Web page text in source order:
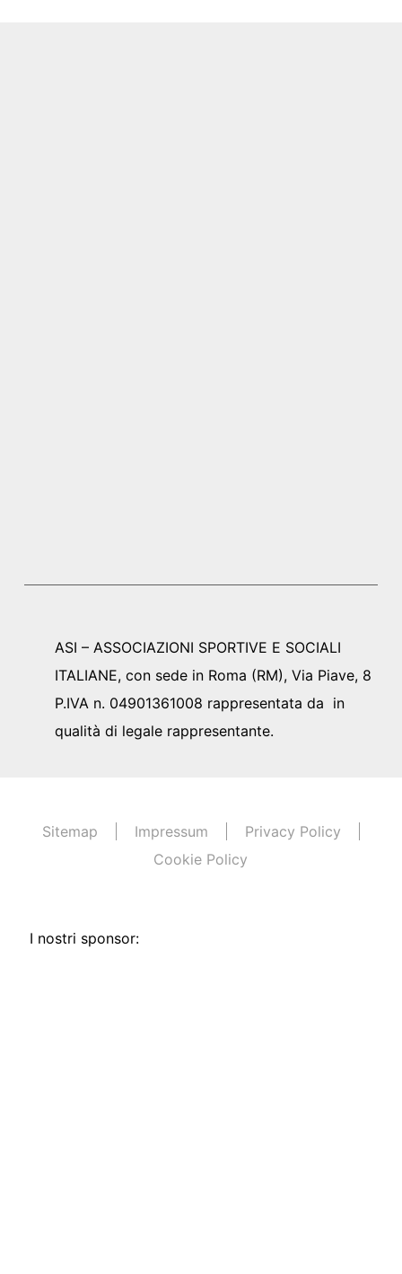
ASI – ASSOCIAZIONI SPORTIVE E SOCIALI
ITALIANE, con sede in Roma (RM), Via Piave, 8
P.IVA n. 04901361008 rappresentata da in
qualità di legale rappresentante.
Sitemap Impressum
Privacy Policy
Cookie Policy
I nostri sponsor: